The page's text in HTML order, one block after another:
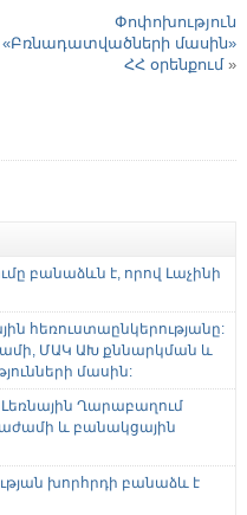
Փոփոխություն
«Բռնադատվածների մասին»
ՀՀ օրենքում»
բանաձևն է, որով Լաչինի
հեռուստաընկերությանը:
ՄԱԿ ԱԽ քննարկման և
մասին:
Ղարաբաղում
և բանակցային
խորհրդի բանաձև է